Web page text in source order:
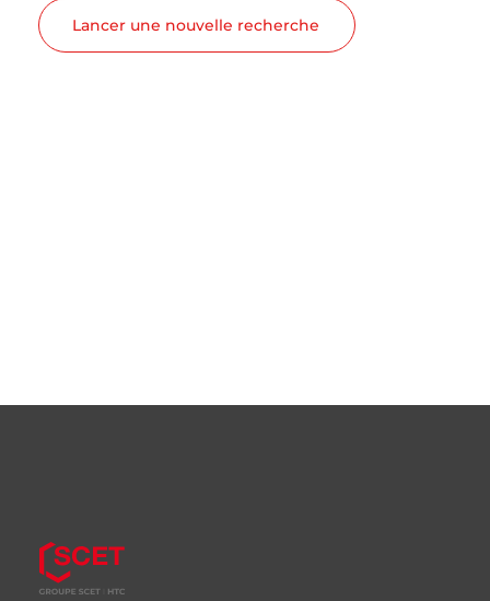
Lancer une nouvelle recherche